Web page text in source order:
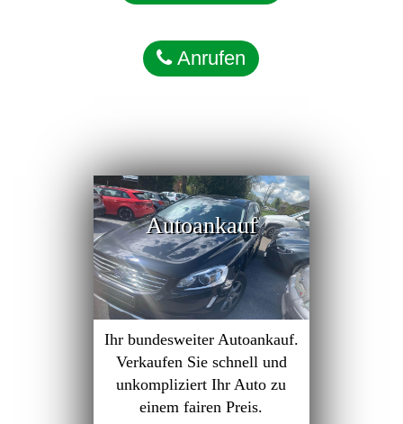
Anrufen
Autoankauf
Ihr bundesweiter Autoankauf.
Verkaufen Sie schnell und
unkompliziert Ihr Auto zu
einem fairen Preis.